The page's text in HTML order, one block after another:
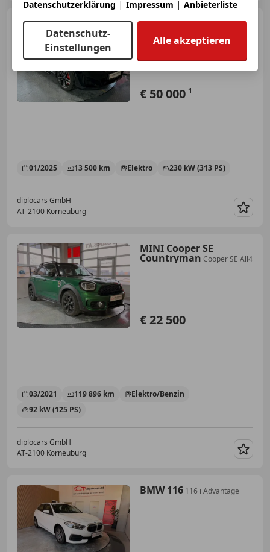
BMW iX130xDrive M-Sport
€ 50 000 1
01/2025 13 500 km Elektro 230 kW (313 PS)
diplocars GmbH
AT-2100 Korneuburg
MINI Cooper SE
Countryman Cooper SE All4
€ 22 500
03/2021 119 896 km
Elektro/Benzin
92 kW (125 PS)
diplocars GmbH
AT-2100 Korneuburg
BMW 116 116 i Advantage
Datenschutzerklärung | Impressum | Anbieterliste
Datenschutz-
Einstellungen
Alle akzeptieren